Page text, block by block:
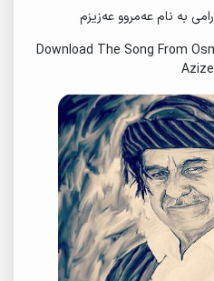
به نام عەمروو عەزیزم
Download The Song From